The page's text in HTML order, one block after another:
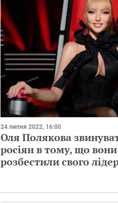
24 липня 2022, 16:00
Оля Полякова
росіян в тому, що вони
розбестили свого